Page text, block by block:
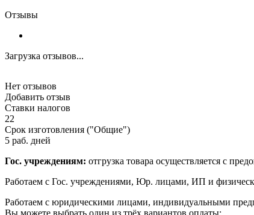
Отзывы
Загрузка отзывов...
Нет отзывов
Добавить отзыв
Ставки налогов
22
Срок изготовления ("Общие")
5 раб. дней
Гос. учреждениям: отгрузка товара осуществляется с
Работаем с Гос. учреждениями, Юр. лицами, ИП и
Работаем с юридическими лицами, индивидуальными
Вы можете выбрать один из трёх вариантов оплаты: